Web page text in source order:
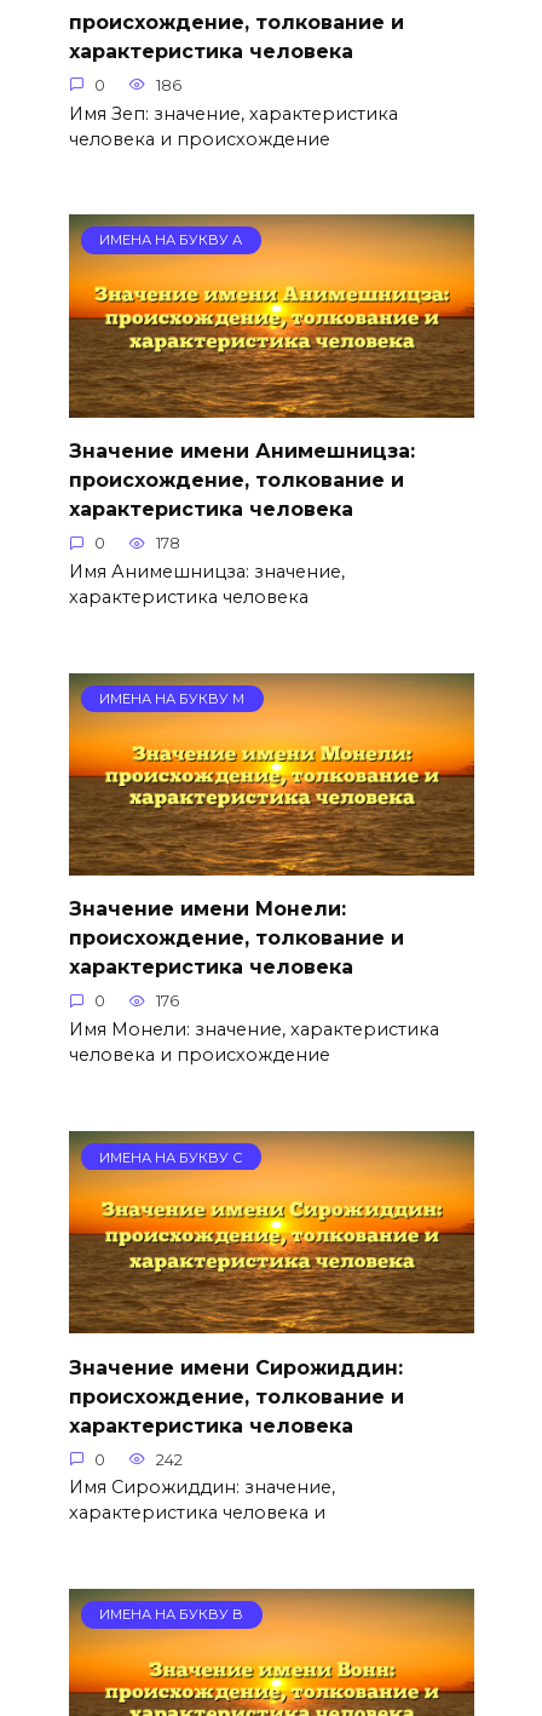
происхождение, толкование и
характеристика человека
0 186
Имя Зеп: значение, характеристика
человека и происхождение
ИМЕНА НА БУКВУ А
Значение имени Анимешницза:
происхождение, толкование и
характеристика человека
0 178
Имя Анимешницза: значение,
характеристика человека
ИМЕНА НА БУКВУ М
Значение имени Монели:
происхождение, толкование и
характеристика человека
0 176
Имя Монели: значение, характеристика
человека и происхождение
ИМЕНА НА БУКВУ С
Значение имени Сирожиддин:
происхождение, толкование и
характеристика человека
0 242
Имя Сирожиддин: значение,
характеристика человека и
ИМЕНА НА БУКВУ В